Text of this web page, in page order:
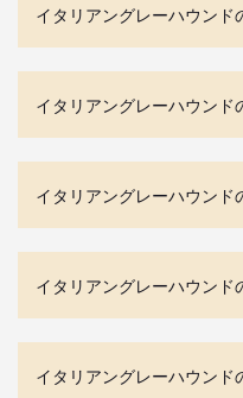
イタリアングレーハウンド
イタリアングレーハウンド
イタリアングレーハウンド
イタリアングレーハウンド
イタリアングレーハウンド